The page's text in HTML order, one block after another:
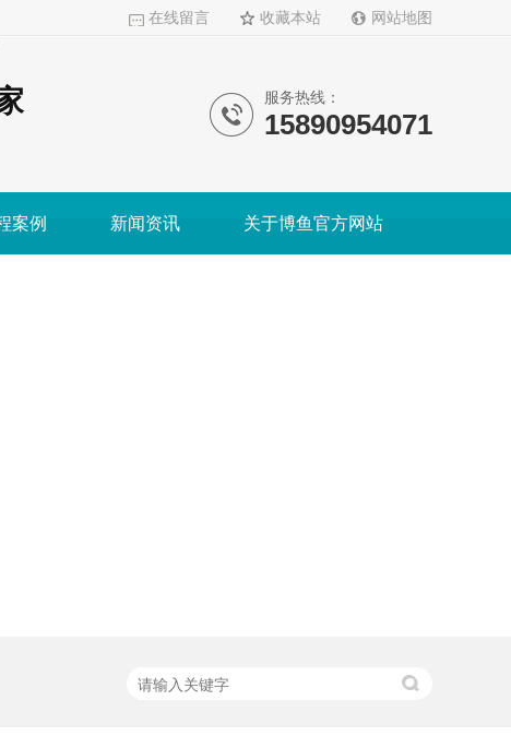
在线留言 收藏本站 网站地图
服务热线：
15890954071
案例 新闻资讯 关于博鱼官方网站